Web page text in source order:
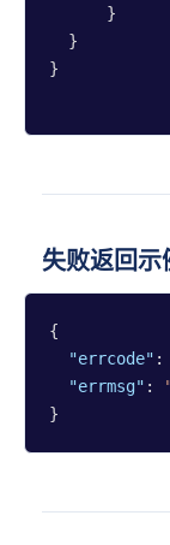
      }
  }
}
失败返回示
{
"errcode" :
"errmsg" :